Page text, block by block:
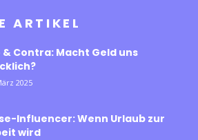
ARTIKEL
& Contra: Macht Geld uns
2025
Influencer: Wenn Urlaub zur
wird